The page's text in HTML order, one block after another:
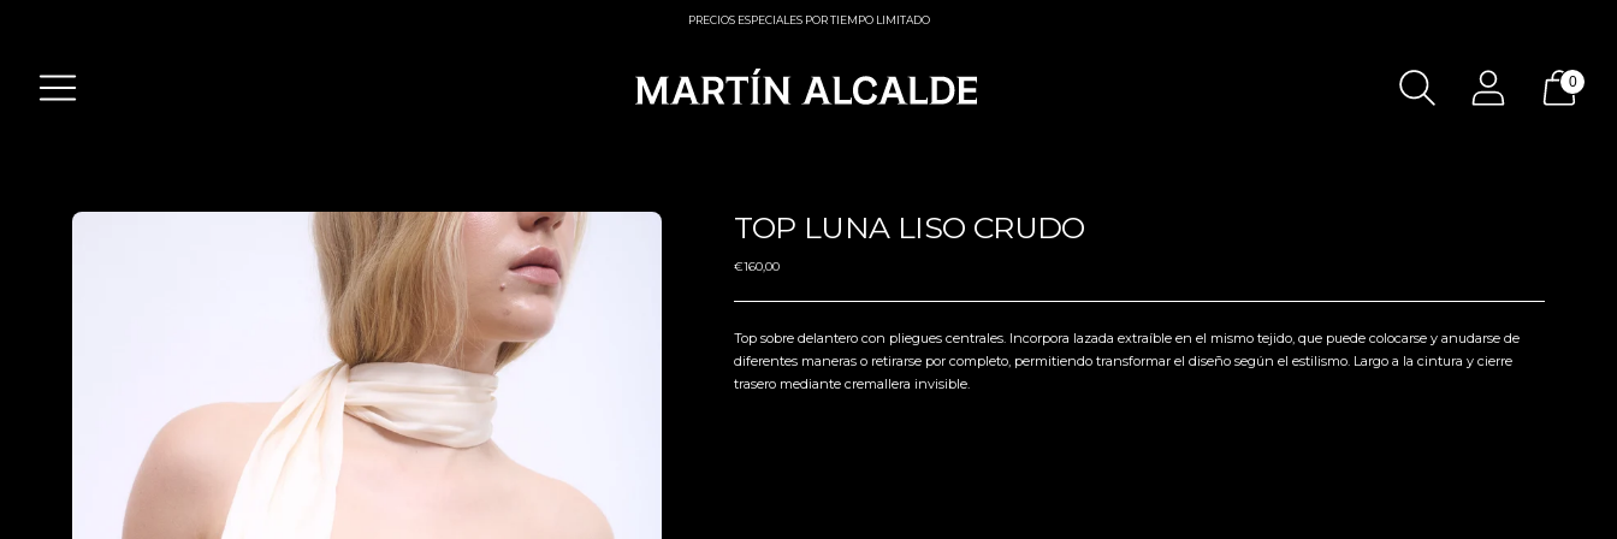
ARCHIVE SALE DISPONIBLE POR TIEMPO LIMITADO
PRECIOS ESPECIALES POR TIEMPO LIMITADO
0
TOP LUNA LISO CRUDO
€160,00
Precio
Top sobre delantero con pliegues centrales. Incorpora lazada extraíble en el mismo tejido, que puede colocarse y anudarse de
diferentes maneras o retirarse por completo, permitiendo transformar el diseño según el estilismo. Largo a la cintura y cierre
trasero mediante cremallera invisible.